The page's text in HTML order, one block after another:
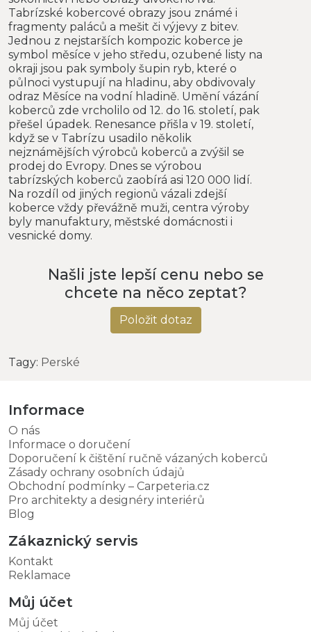
Tabrízské kobercové obrazy jsou známé i
fragmenty paláců a mešit či výjevy z bitev.
Jednou z nejstarších kompozic koberce je
symbol měsíce v jeho středu, ozubené listy na
okraji jsou pak symboly šupin ryb, které o
půlnoci vystupují na hladinu, aby obdivovaly
odraz Měsíce na vodní hladině. Umění vázání
koberců zde vrcholilo od 12. do 16. století, pak
přešel úpadek. Renesance přišla v 19. století,
když se v Tabrízu usadilo několik
nejznámějších výrobců koberců a zvýšil se
prodej do Evropy. Dnes se výrobou
tabrízských koberců zaobírá asi 120 000 lidí.
Na rozdíl od jiných regionů vázali zdejší
koberce vždy převážně muži, centra výroby
byly manufaktury, městské domácnosti i
vesnické domy.
Našli jste lepší cenu nebo se
chcete na něco zeptat?
Položit dotaz
Tagy: Perské
Informace
O nás
Informace o doručení
Doporučení k čištění ručně vázaných koberců
Zásady ochrany osobních údajů
Obchodní podmínky – Carpeteria.cz
Pro architekty a designéry interiérů
Blog
Zákaznický servis
Kontakt
Reklamace
Můj účet
Můj účet